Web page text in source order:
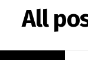
All